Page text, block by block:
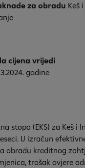
za obradu Keš
cijena vrijedi
godine
stopa (EKS) za Keš i
U izračun
obradu kreditnog
trošak ovjere